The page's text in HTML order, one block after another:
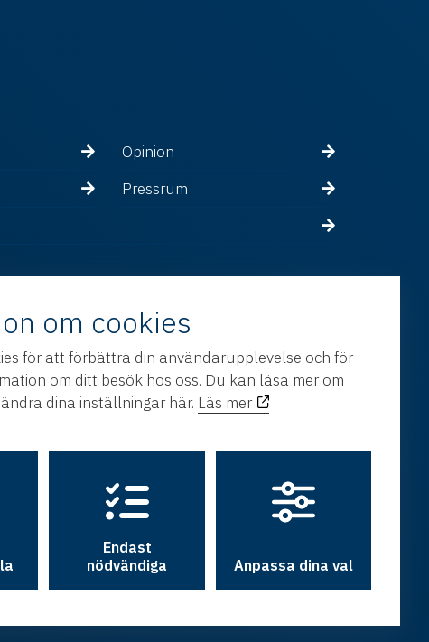
Opinion
Pressrum
och utveckling avHamrén
om cookies
för att förbättra din användarupplevelse och för
om ditt besök hos oss. Du kan läsa mer om
dina inställningar här. Läs mer
Endast
nödvändiga
Anpassa dina val